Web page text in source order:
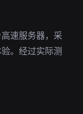
速服务器，采
。经过实际测